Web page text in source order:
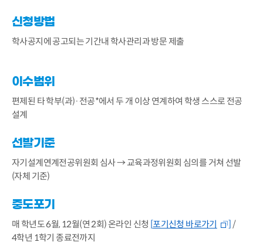
신청방법
학사공지에 공고되는 기간내 학사관리과 방문 제출
이수범위
편제된 타 학부(과)·전공*에서 두 개 이상 연계하여 학생 스스로 전공
설계
선발기준
자기설계연계전공위원회 심사 → 교육과정위원회 심의를 거쳐 선발
(자체 기준)
중도포기
매 학년도 6월, 12월(연 2회) 온라인 신청 [포기신청 바로가기 ] /
4학년 1학기 종료전까지